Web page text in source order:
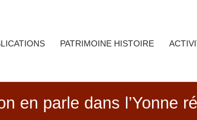
PATRIMOINE HISTOIRE
en parle dans l’Yonne